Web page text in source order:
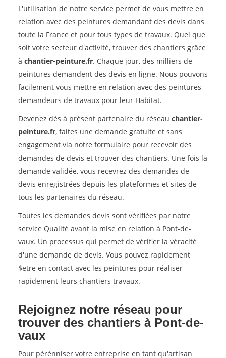
L'utilisation de notre service permet de vous mettre en
relation avec des peintures demandant des devis dans
toute la France et pour tous types de travaux. Quel que
soit votre secteur d'activité, trouver des chantiers grâce
à chantier-peinture.fr. Chaque jour, des milliers de
peintures demandent des devis en ligne. Nous pouvons
facilement vous mettre en relation avec des peintures
demandeurs de travaux pour leur Habitat.
Devenez dès à présent partenaire du réseau chantier-
peinture.fr, faites une demande gratuite et sans
engagement via notre formulaire pour recevoir des
demandes de devis et trouver des chantiers. Une fois la
demande validée, vous recevrez des demandes de
devis enregistrées depuis les plateformes et sites de
tous les partenaires du réseau.
Toutes les demandes devis sont vérifiées par notre
service Qualité avant la mise en relation à Pont-de-
vaux. Un processus qui permet de vérifier la véracité
d'une demande de devis. Vous pouvez rapidement
$etre en contact avec les peintures pour réaliser
rapidement leurs chantiers travaux.
Rejoignez notre réseau pour
trouver des chantiers à Pont-de-
vaux
Pour pérénniser votre entreprise en tant qu'artisan